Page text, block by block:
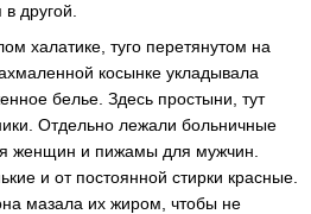
другой.
халатике, туго перетянутом на
косынке укладывала
белье. Здесь простыни, тут
Отдельно лежали больничные
женщин и пижамы для мужчин.
и от постоянной стирки красные.
мазала их жиром, чтобы не